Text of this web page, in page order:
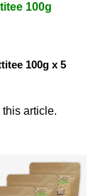
100g
100g x 5
article.